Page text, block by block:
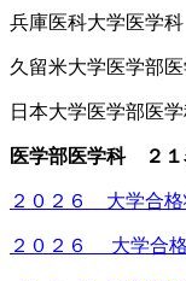
兵庫医科大学医学
久留米大学医学
日本大学医学
医学部医学科 ２１
２０２６ 大学合格
２０２６ 大学合